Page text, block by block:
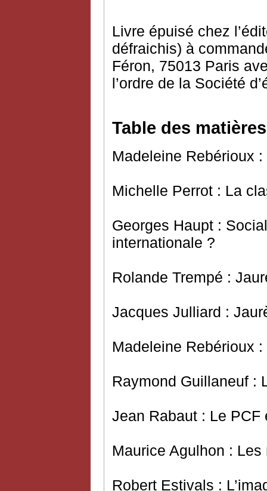
Livre épuisé chez
défraichis) à
Féron, 75013 Paris
l’ordre de la Société
Table des matières
Madeleine Rebérioux
Michelle Perrot : La
Georges Haupt :
internationale ?
Rolande Trempé :
Jacques Julliard :
Madeleine Rebérioux
Raymond Guillaneuf :
Jean Rabaut : Le PCF
Maurice Agulhon :
Robert Estivals :